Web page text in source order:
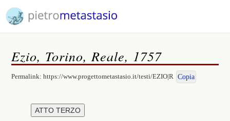
Ezio, Torino, Reale, 1757
Permalink:https://www.progettometastasio.it/testi/EZIO|R Copia